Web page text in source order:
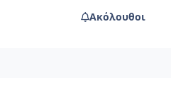
Ακόλουθοι